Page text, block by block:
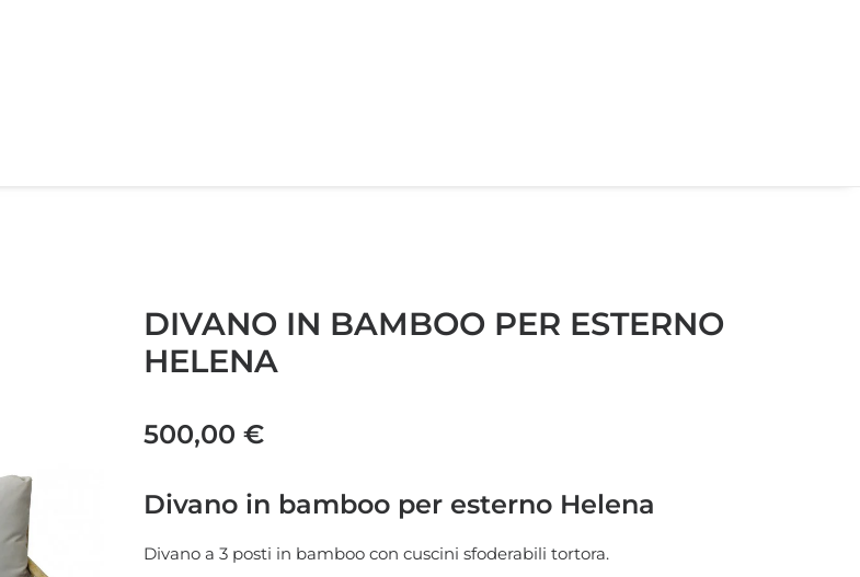
DIVANO IN BAMBOO PER ESTERNO
HELENA
500,00 €
Divano in bamboo per esterno Helena
Divano a 3 posti in bamboo con cuscini sfoderabili tortora.